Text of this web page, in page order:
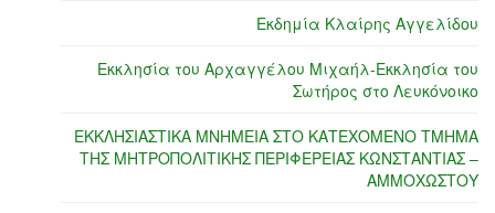
Εκδημία Κλαίρης Αγγελίδου
Εκκλησία του Αρχαγγέλου Μιχαήλ-Εκκλησία του
Σωτήρος στο Λευκόνοικο
ΕΚΚΛΗΣΙΑΣΤΙΚΑ ΜΝΗΜΕΙΑ ΣΤΟ ΚΑΤΕΧΟΜΕΝΟ ΤΜΗΜΑ
ΤΗΣ ΜΗΤΡΟΠΟΛΙΤΙΚΗΣ ΠΕΡΙΦΕΡΕΙΑΣ ΚΩΝΣΤΑΝΤΙΑΣ –
ΑΜΜΟΧΩΣΤΟΥ